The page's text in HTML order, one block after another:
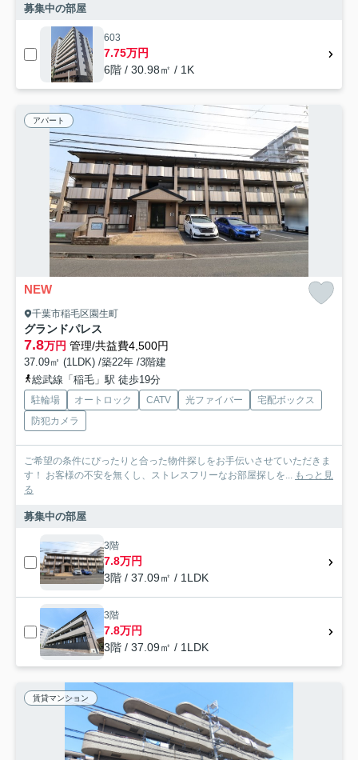
募集中の部屋
603
7.75万円
6階 / 30.98㎡ / 1K
アパート
NEW
千葉市稲毛区園生町
グランドパレス
7.8万円 管理/共益費4,500円
37.09㎡ (1LDK) /築22年 /3階建
総武線「稲毛」駅 徒歩19分
駐輪場 オートロック CATV 光ファイバー
宅配ボックス
防犯カメラ
ご希望の条件にぴったりと合った物件探しをお手伝いさせていただきま
す！ お客様の不安を無くし、ストレスフリーなお部屋探しを... もっと見
る
募集中の部屋
3階
7.8万円
3階 / 37.09㎡ / 1LDK
3階
7.8万円
3階 / 37.09㎡ / 1LDK
賃貸マンション